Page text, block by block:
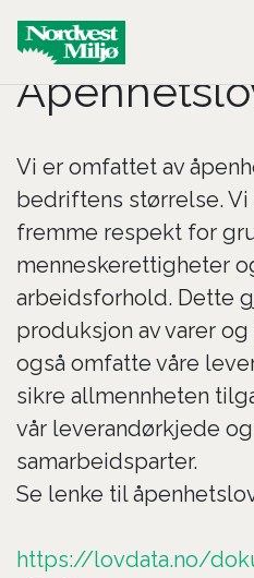
Main Navigation
Vi er omfattet av
bedriftens størrelse.
fremme respekt for
menneskerettigheter
arbeidsforhold. Dette
produksjon av varer
også omfatte våre
sikre allmennheten
vår leverandørkjede
samarbeidsparter.
Se lenke til
https://lovdata.no/